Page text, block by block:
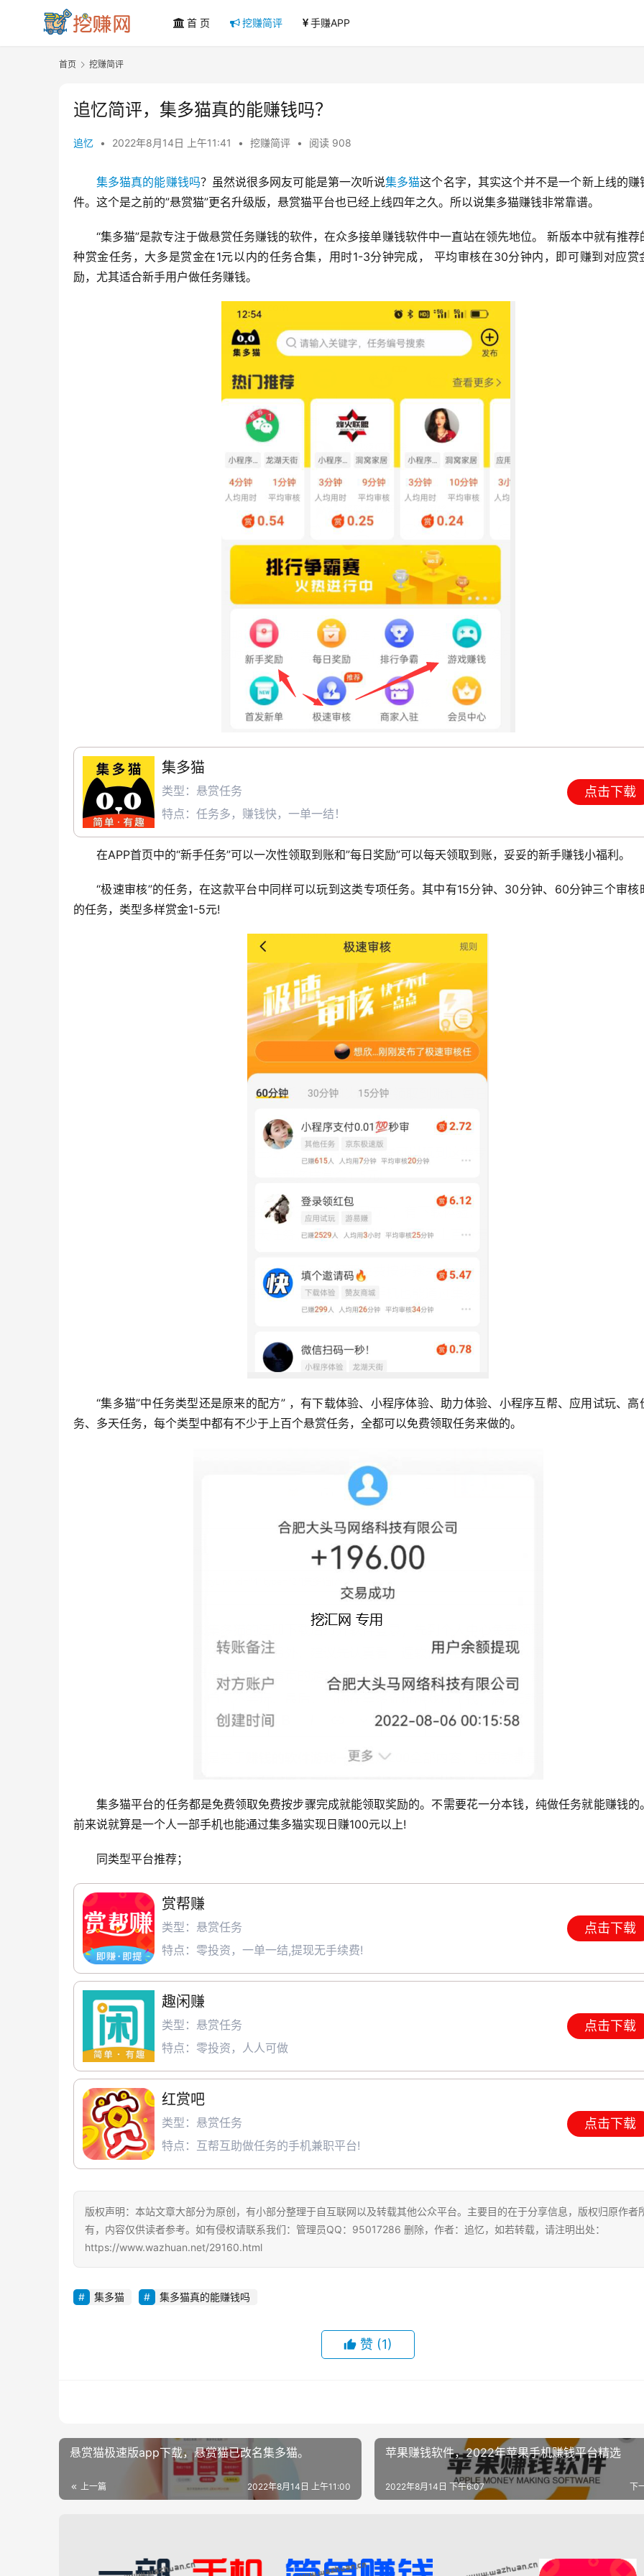
首 页 挖赚简评 手赚APP
首页 挖赚简评
追忆简评，集多猫真的能赚钱吗？
追忆 • 2022年8月14日 上午11:41 • 挖赚简评 • 阅读 908
集多猫真的能赚钱吗？虽然说很多网友可能是第一次听说集多猫这个名字，其实这个并不是一个新上线的赚
件。这个是之前的”悬赏猫”更名升级版，悬赏猫平台也已经上线四年之久。所以说集多猫赚钱非常靠谱。
“集多猫”是款专注于做悬赏任务赚钱的软件，在众多接单赚钱软件中一直站在领先地位。 新版本中就有推荐
种赏金任务，大多是赏金在1元以内的任务合集，用时1-3分钟完成， 平均审核在30分钟内，即可赚到对应赏
励，尤其适合新手用户做任务赚钱。
集多猫
类型：悬赏任务
特点：任务多，赚钱快，一单一结！
点击下载
在APP首页中的“新手任务”可以一次性领取到账和”每日奖励”可以每天领取到账，妥妥的新手赚钱小福利。
“极速审核”的任务，在这款平台中同样可以玩到这类专项任务。其中有15分钟、30分钟、60分钟三个审核
的任务，类型多样赏金1-5元!
“集多猫”中任务类型还是原来的配方” ，有下载体验、小程序体验、助力体验、小程序互帮、应用试玩、高
务、多天任务，每个类型中都有不少于上百个悬赏任务，全都可以免费领取任务来做的。
集多猫平台的任务都是免费领取免费按步骤完成就能领取奖励的。不需要花一分本钱，纯做任务就能赚钱的
前来说就算是一个人一部手机也能通过集多猫实现日赚100元以上!
同类型平台推荐；
赏帮赚
类型：悬赏任务
特点：零投资，一单一结,提现无手续费!
点击下载
趣闲赚
类型：悬赏任务
特点：零投资，人人可做
点击下载
红赏吧
类型：悬赏任务
特点：互帮互助做任务的手机兼职平台!
点击下载
版权声明：本站文章大部分为原创，有小部分整理于自互联网以及转载其他公众平台。主要目的在于分享信息，版权归原作者
有，内容仅供读者参考。如有侵权请联系我们：管理员QQ：95017286 删除，作者：追忆，如若转载，请注明出处：
https://www.wazhuan.net/29160.html
集多猫 集多猫真的能赚钱吗
赞 (1)
悬赏猫极速版app下载，悬赏猫已改名集多猫。
上一篇 2022年8月14日 上午11:00
苹果赚钱软件，2022年苹果手机赚钱平台精选
下
2022年8月14日 下午6:07